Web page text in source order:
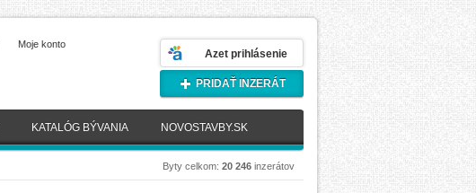
Azet prihlásenie
Moje konto
PRIDAŤ INZERÁT
KATALÓG BÝVANIA NOVOSTAVBY.SK
Byty celkom: 20 246 inzerátov